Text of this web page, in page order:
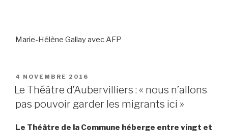
Marie-Hélène Gallay avec AFP
PUBLIÉ
LE
4 NOVEMBRE 2016
Le Théâtre d’Aubervilliers : « nous n’allons
pas pouvoir garder les migrants ici »
Le Théâtre de la Commune héberge entre vingt et